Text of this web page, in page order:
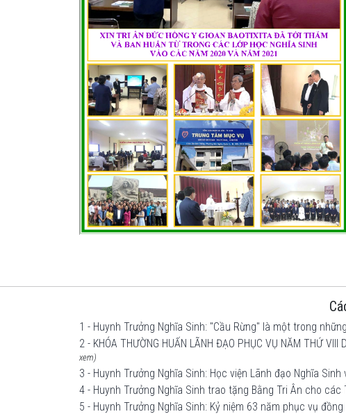
1 - Huynh Trưởng Nghĩa Sinh: "Cầu Rừng" là một trong
2 - KHÓA THƯỜNG HUẤN LÃNH ĐẠO PHỤC VỤ NĂM THỨ
xem)
3 - Huynh Trưởng Nghĩa Sinh: Học viện Lãnh đạo Nghĩa
4 - Huynh Trưởng Nghĩa Sinh trao tặng Bằng Tri Ân cho
5 - Huynh Trưởng Nghĩa Sinh: Kỷ niệm 63 năm phục vụ